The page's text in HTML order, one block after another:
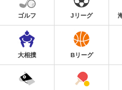
ゴルフ Jリーグ
大相撲 Bリーグ